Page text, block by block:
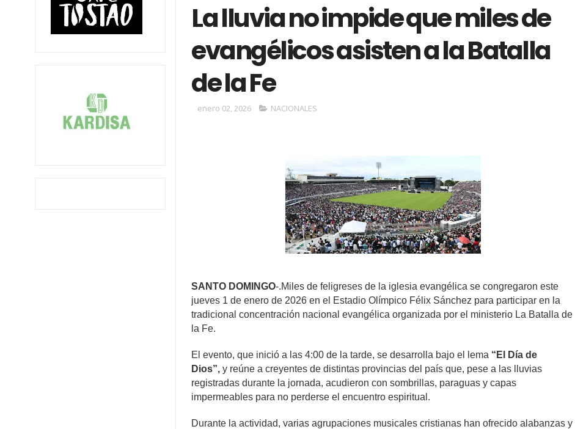
La lluvia no impide que miles de
evangélicos asisten a la Batalla
de la Fe
enero 02, 2026 NACIONALES
SANTO DOMINGO-.Miles de feligreses de la iglesia evangélica se congregaron este
jueves 1 de enero de 2026 en el Estadio Olímpico Félix Sánchez para participar en la
tradicional concentración nacional evangélica organizada por el ministerio La Batalla de
la Fe.
El evento, que inició a las 4:00 de la tarde, se desarrolla bajo el lema “El Día de
Dios”, y reúne a creyentes de distintas provincias del país que, pese a las lluvias
registradas durante la jornada, acudieron con sombrillas, paraguas y capas
impermeables para no perderse el encuentro espiritual.
Durante la actividad, varias agrupaciones musicales cristianas han ofrecido alabanzas y